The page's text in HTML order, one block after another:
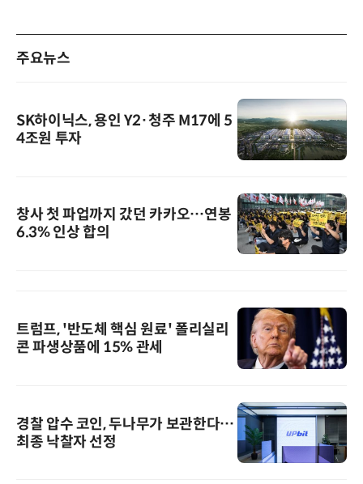
주요뉴스
SK하이닉스, 용인 Y2·청주 M17에 5
4조원 투자
창사 첫 파업까지 갔던 카카오…연봉
6.3% 인상 합의
트럼프, '반도체 핵심 원료' 폴리실리
콘 파생상품에 15% 관세
경찰 압수 코인, 두나무가 보관한다…
최종 낙찰자 선정